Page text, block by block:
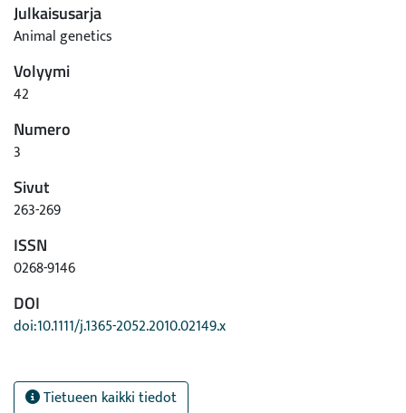
Julkaisusarja
Animal genetics
Volyymi
42
Numero
3
Sivut
263-269
ISSN
0268-9146
DOI
doi:10.1111/j.1365-2052.2010.02149.x
Tietueen kaikki tiedot